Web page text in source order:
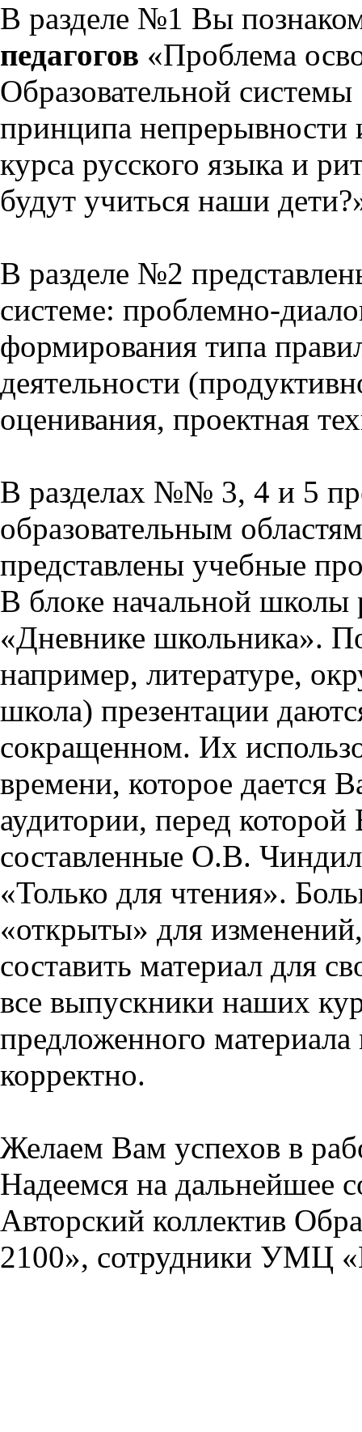
В разделе №1 Вы
педагогов «Проблема
Образовательной
принципа непрерывности
курса русского языка и
будут учиться наши
В разделе №2
системе: проблемно-
формирования типа
деятельности
оценивания, проектная
В разделах №№ 3, 4 и 5
образовательным
представлены учебные
В блоке начальной школы
«Дневнике школьника».
например, литературе,
школа) презентации
сокращенном. Их
времени, которое дается
аудитории, перед
составленные О.В.
«Только для чтения».
«открыты» для
составить материал для
все выпускники наших
предложенного
корректно.
Желаем Вам успехов в
Надеемся на дальнейшее
Авторский коллектив
2100», сотрудники УМЦ